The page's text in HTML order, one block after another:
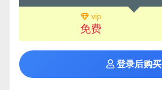
vip
免费
登录后购买